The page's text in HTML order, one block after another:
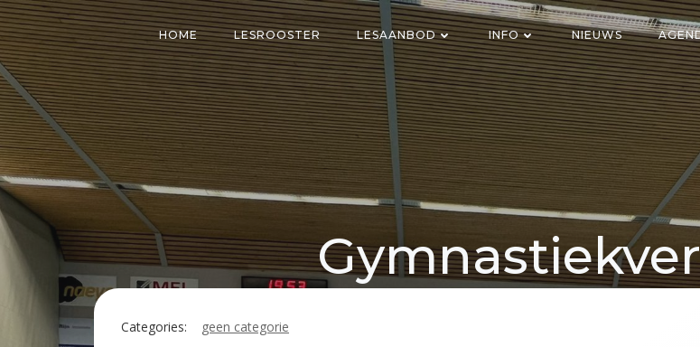
Naar
de
inhoud
springen
HOME LESROOSTER LESAANBOD INFO NIEUWS
Categories: geen categorie